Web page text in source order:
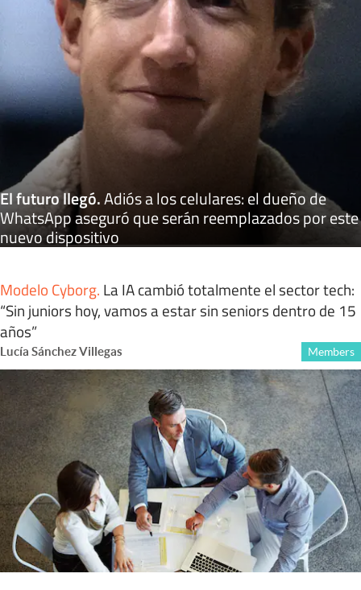
El futuro llegó.Adiós a los celulares: el dueño de
WhatsApp aseguró que serán reemplazados por este
nuevo dispositivo
Modelo Cyborg. La IA cambió totalmente el sector tech:
“Sin juniors hoy, vamos a estar sin seniors dentro de 15
años”
Lucía Sánchez Villegas Members